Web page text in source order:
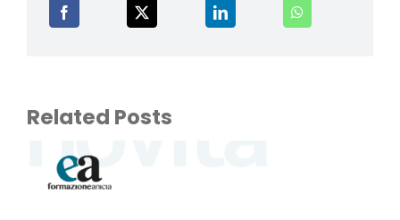
Related Posts